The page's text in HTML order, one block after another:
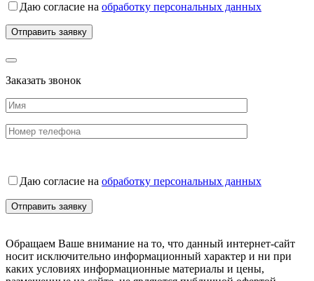
Даю согласие на обработку персональных данных
Заказать звонок
Даю согласие на обработку персональных данных
Обращаем Ваше внимание на то, что данный интернет-сайт
носит исключительно информационный характер и ни при
каких условиях информационные материалы и цены,